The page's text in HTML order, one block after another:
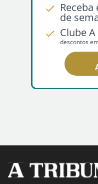
de
Clube
descontos